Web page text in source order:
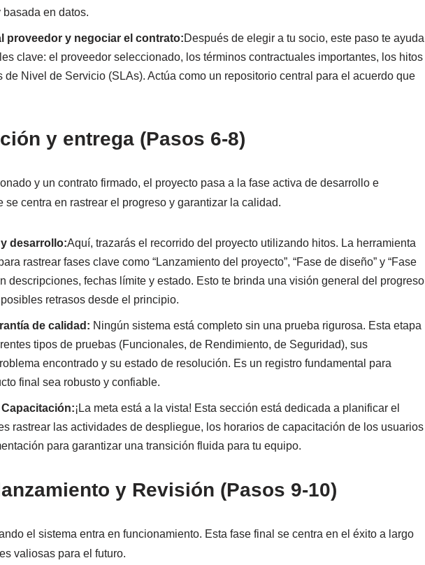
en datos.
proveedor y negociar el contrato:Después de elegir a tu socio, este paso te ayuda
clave: el proveedor seleccionado, los términos contractuales importantes, los hitos
de Nivel de Servicio (SLAs). Actúa como un repositorio central para el acuerdo que
y entrega (Pasos 6-8)
y un contrato firmado, el proyecto pasa a la fase activa de desarrollo e
se centra en rastrear el progreso y garantizar la calidad.
desarrollo:Aquí, trazarás el recorrido del proyecto utilizando hitos. La herramienta
rastrear fases clave como “Lanzamiento del proyecto”, “Fase de diseño” y “Fase
descripciones, fechas límite y estado. Esto te brinda una visión general del progreso
retrasos desde el principio.
de calidad: Ningún sistema está completo sin una prueba rigurosa. Esta etapa
tipos de pruebas (Funcionales, de Rendimiento, de Seguridad), sus
encontrado y su estado de resolución. Es un registro fundamental para
final sea robusto y confiable.
¡La meta está a la vista! Esta sección está dedicada a planificar el
rastrear las actividades de despliegue, los horarios de capacitación de los usuarios
para garantizar una transición fluida para tu equipo.
y Revisión (Pasos 9-10)
el sistema entra en funcionamiento. Esta fase final se centra en el éxito a largo
valiosas para el futuro.